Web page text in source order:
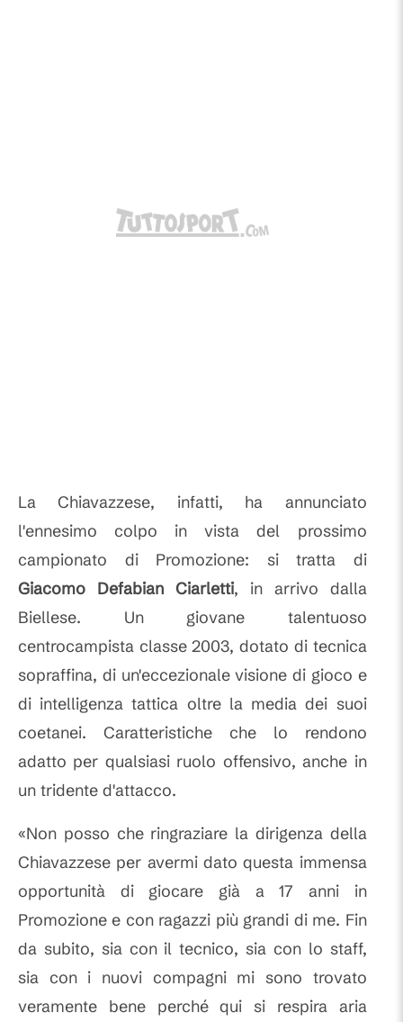
La Chiavazzese, infatti, ha annunciato
l'ennesimo colpo in vista del prossimo
campionato di Promozione: si tratta di
Giacomo Defabian Ciarletti, in arrivo dalla
Biellese. Un giovane talentuoso
centrocampista classe 2003, dotato di tecnica
sopraffina, di un'eccezionale visione di gioco e
di intelligenza tattica oltre la media dei suoi
coetanei. Caratteristiche che lo rendono
adatto per qualsiasi ruolo offensivo, anche in
un tridente d'attacco.
«Non posso che ringraziare la dirigenza della
Chiavazzese per avermi dato questa immensa
opportunità di giocare già a 17 anni in
Promozione e con ragazzi più grandi di me. Fin
da subito, sia con il tecnico, sia con lo staff,
sia con i nuovi compagni mi sono trovato
veramente bene perché qui si respira aria